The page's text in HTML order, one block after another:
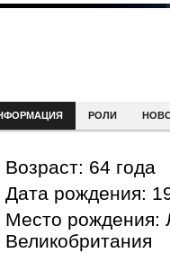
РОЛИ
Возраст: 64 года
Дата рождения:
Место рождения:
Великобритания